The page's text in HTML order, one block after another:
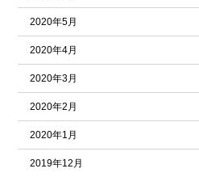
2020年5月
2020年4月
2020年3月
2020年2月
2020年1月
2019年12月